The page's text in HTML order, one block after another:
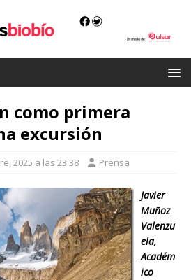
como primera
excursión
2025 a las 23:38 Prensa
Javier
Muñoz
Valenzu
ela,
Académ
ico